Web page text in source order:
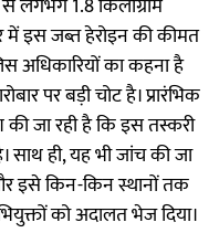
में इस जब्त हेरोइन की कीमत
अधिकारियों का कहना है
पर बड़ी चोट है। प्रारंभिक
जा रही है कि इस तस्करी
साथ ही, यह भी जांच की जा
इसे किन-किन स्थानों तक
को अदालत भेज दिया।